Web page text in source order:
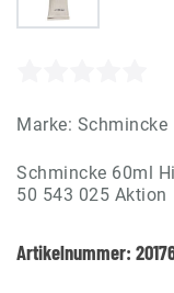
Marke: Schmincke
Schmincke 60ml
50 543 025 Aktion
Artikelnummer: